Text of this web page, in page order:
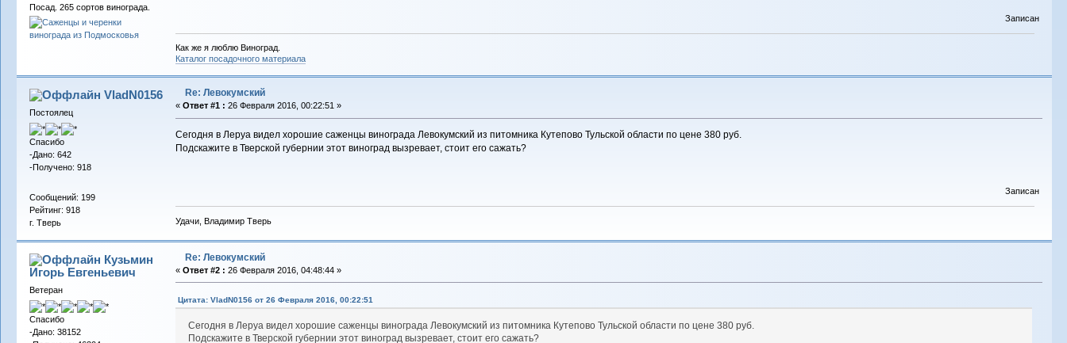
Посад. 265 сортов винограда.
Записан
Как же я люблю Виноград.
Каталог посадочного материала
VladN0156
Постоялец
Спасибо
-Дано: 642
-Получено: 918
Сообщений: 199
Рейтинг: 918
г. Тверь
Re: Левокумский
« Ответ #1 : 26 Февраля 2016, 00:22:51 »
Сегодня в Леруа видел хорошие саженцы винограда Левокумский из питомника Кутепово Тульской области по цене 380 руб.
Подскажите в Тверской губернии этот виноград вызревает, стоит его сажать?
Записан
Удачи, Владимир Тверь
Кузьмин
Игорь Евгеньевич
Ветеран
Спасибо
-Дано: 38152
Re: Левокумский
« Ответ #2 : 26 Февраля 2016, 04:48:44 »
Цитата: VladN0156 от 26 Февраля 2016, 00:22:51
Сегодня в Леруа видел хорошие саженцы винограда Левокумский из питомника Кутепово Тульской области по цене 380 руб.
Подскажите в Тверской губернии этот виноград вызревает, стоит его сажать?